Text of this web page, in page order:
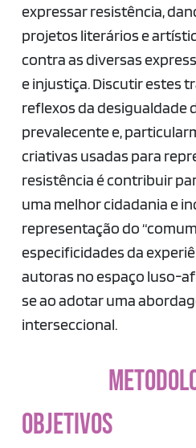
expressar resistência,
projetos literários e
contra as diversas
e injustiça. Discutir estes
reflexos da desigualdade
prevalecente e,
criativas usadas para
resistência é contribuir
uma melhor cidadania e
representação do
especificidades da
autoras no espaço luso-
se ao adotar uma
interseccional.
OBJETIVOS